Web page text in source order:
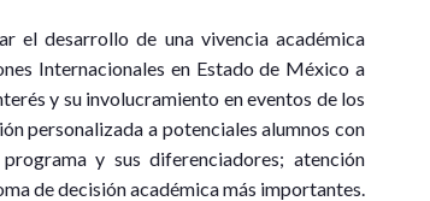
el desarrollo de una vivencia académica
Internacionales en Estado de México a
y su involucramiento en eventos de los
personalizada a potenciales alumnos con
y sus diferenciadores; atención
de decisión académica más importantes.